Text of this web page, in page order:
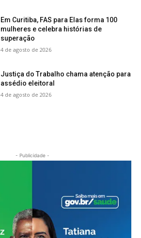
Em Curitiba, FAS para Elas forma 100
mulheres e celebra histórias de
superação
4 de agosto de 2026
Justiça do Trabalho chama atenção para
assédio eleitoral
4 de agosto de 2026
- Publicidade -